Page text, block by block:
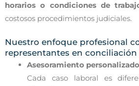
horarios o condiciones de
costosos procedimientos judiciales.
Nuestro enfoque profesional
representantes en conciliación
Asesoramiento
Cada caso laboral es